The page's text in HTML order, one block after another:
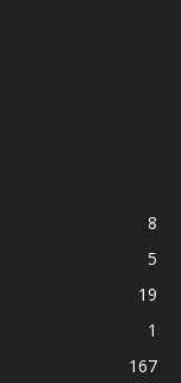
8
5
19
1
167